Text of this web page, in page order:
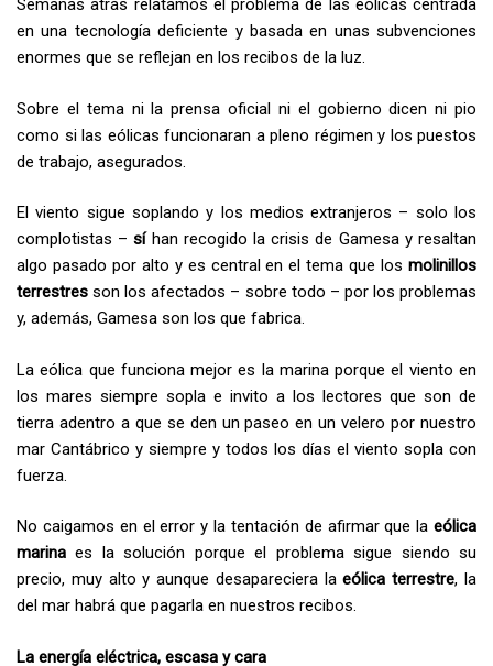
Semanas atrás relatamos el problema de las eólicas centrada
en una tecnología deficiente y basada en unas subvenciones
enormes que se reflejan en los recibos de la luz.
Sobre el tema ni la prensa oficial ni el gobierno dicen ni pio
como si las eólicas funcionaran a pleno régimen y los puestos
de trabajo, asegurados.
El viento sigue soplando y los medios extranjeros – solo los
complotistas –sí han recogido la crisis de Gamesa y resaltan
algo pasado por alto y es central en el tema que los molinillos
terrestres son los afectados – sobre todo – por los problemas
y, además, Gamesa son los que fabrica.
La eólica que funciona mejor es la marina porque el viento en
los mares siempre sopla e invito a los lectores que son de
tierra adentro a que se den un paseo en un velero por nuestro
mar Cantábrico y siempre y todos los días el viento sopla con
fuerza.
No caigamos en el error y la tentación de afirmar que la eólica
marina es la solución porque el problema sigue siendo su
precio, muy alto y aunque desapareciera laeólica terrestre, la
del mar habrá que pagarla en nuestros recibos.
La energía eléctrica, escasa y cara